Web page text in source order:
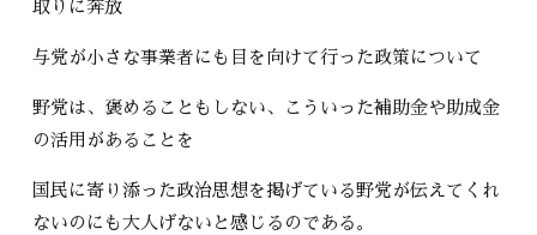
取りに奔放
与党が小さな事業者にも目を向けて行った政策について
野党は、褒めることもしない、こういった補助金や助成金
の活用があることを
国民に寄り添った政治思想を掲げている野党が伝えてくれ
ないのにも大人げないと感じるのである。